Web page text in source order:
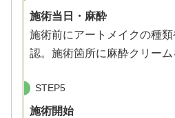
施術当日・麻酔
施術前にアートメイクの種
認。施術箇所に麻酔クリーム
STEP5
施術開始